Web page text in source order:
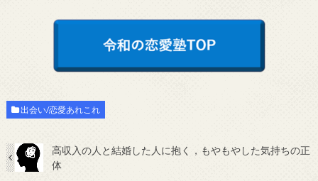
出会い/恋愛あれこれ
高収入の人と結婚した人に抱く，もやもやした気持ちの正
体